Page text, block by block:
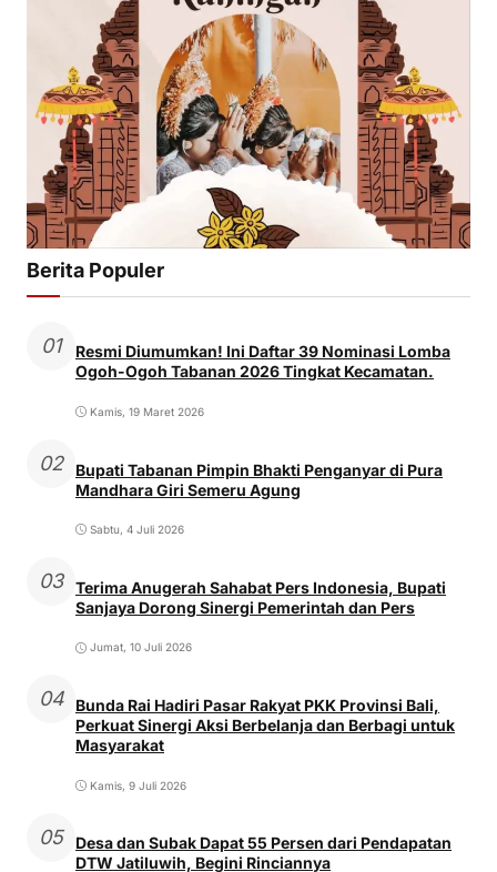
Berita Populer
01
Resmi Diumumkan! Ini Daftar 39 Nominasi Lomba
Ogoh-Ogoh Tabanan 2026 Tingkat Kecamatan.
Kamis, 19 Maret 2026
02
Bupati Tabanan Pimpin Bhakti Penganyar di Pura
Mandhara Giri Semeru Agung
Sabtu, 4 Juli 2026
03
Terima Anugerah Sahabat Pers Indonesia, Bupati
Sanjaya Dorong Sinergi Pemerintah dan Pers
Jumat, 10 Juli 2026
04
Bunda Rai Hadiri Pasar Rakyat PKK Provinsi Bali,
Perkuat Sinergi Aksi Berbelanja dan Berbagi untuk
Masyarakat
Kamis, 9 Juli 2026
05
Desa dan Subak Dapat 55 Persen dari Pendapatan
DTW Jatiluwih, Begini Rinciannya